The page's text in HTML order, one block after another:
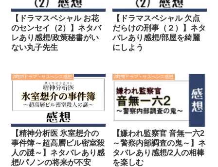
【ドラマスペシャル お花
のセンセイ（2）】ネタバ
レあり感想/政策秘書がい
ない丸子先生
【ドラマスペシャル 欠点
だらけの刑事（２）】ネタ
バレあり感想/部屋を綺麗
にしよう
2時間ドラマ・サスペンス感想
【精神分析医 氷室想介の
事件簿～超高層ビル密室殺
人の謎～】ネタバレあり感
想/パノンの将来が不安
2時間ドラマ・サスペンス感想
【嫌われ監察官 音無一六2
～警察内部調査の鬼～】ネ
タバレあり感想/2人の相棒
を楽しむ